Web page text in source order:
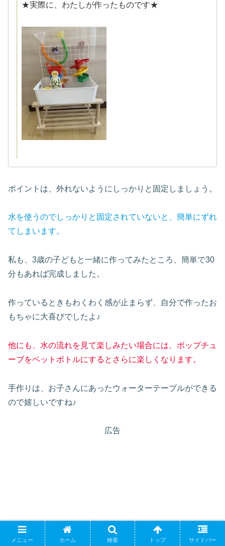
★実際に、わたしが作ったものです★
ポイントは、外れないようにしっかりと固定しましょう。
水を使うのでしっかりと固定されていないと、簡単にずれ
てしまいます。
私も、3歳の子どもと一緒に作ってみたところ、簡単で30
分もあれば完成しました。
作っているときもわくわく感が止まらず、自分で作ったお
もちゃに大喜びでしたよ♪
他にも、水の流れを見て楽しみたい場合には、ポップチュ
ーブをペットボトルにするとさらに楽しくなります。
手作りは、お子さんにあったウォーターテーブルができる
ので嬉しいですね♪
広告
メニュー ホーム 検索 トップ サイドバー